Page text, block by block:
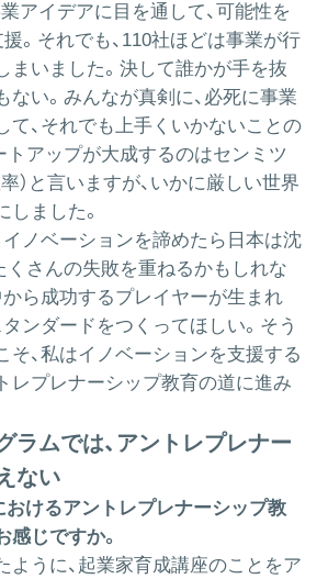
アイデアに目を通して、可能性を
。それでも、110社ほどは事業が行
まいました。決して誰かが手を抜
ない。みんなが真剣に、必死に事業
て、それでも上手くいかないことの
トアップが大成するのはセンミツ
）と言いますが、いかに厳しい世界
ました。
イノベーションを諦めたら日本は沈
くさんの失敗を重ねるかもしれな
から成功するプレイヤーが生まれ
タンダードをつくってほしい。そう
そ、私はイノベーションを支援する
レプレナーシップ教育の道に進み
ラムでは、アントレプレナー
ない
けるアントレプレナーシップ教
感じですか。
ように、起業家育成講座のことをア